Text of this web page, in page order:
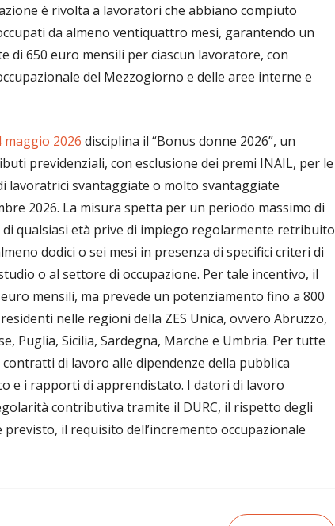
è rivolta a lavoratori che abbiano compiuto
da almeno ventiquattro mesi, garantendo un
650 euro mensili per ciascun lavoratore, con
del Mezzogiorno e delle aree interne e
maggio 2026 disciplina il “Bonus donne 2026”, un
previdenziali, con esclusione dei premi INAIL, per le
lavoratrici svantaggiate o molto svantaggiate
2026. La misura spetta per un periodo massimo di
qualsiasi età prive di impiego regolarmente retribuito
dodici o sei mesi in presenza di specifici criteri di
o al settore di occupazione. Per tale incentivo, il
mensili, ma prevede un potenziamento fino a 800
nelle regioni della ZES Unica, ovvero Abruzzo,
Puglia, Sicilia, Sardegna, Marche e Umbria. Per tutte
di lavoro alle dipendenze della pubblica
e i rapporti di apprendistato. I datori di lavoro
contributiva tramite il DURC, il rispetto degli
il requisito dell’incremento occupazionale